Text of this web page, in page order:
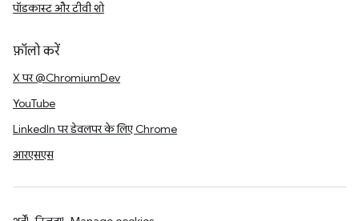
पॉडकास्ट और टीवी शो
फ़ॉलो करें
X पर @ChromiumDev
YouTube
LinkedIn पर डेवलपर के लिए Chrome
आरएसएस